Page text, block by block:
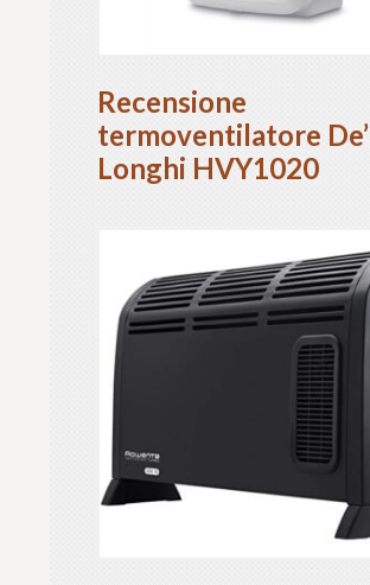
Recensione
termoventilatore De’
Longhi HVY1020